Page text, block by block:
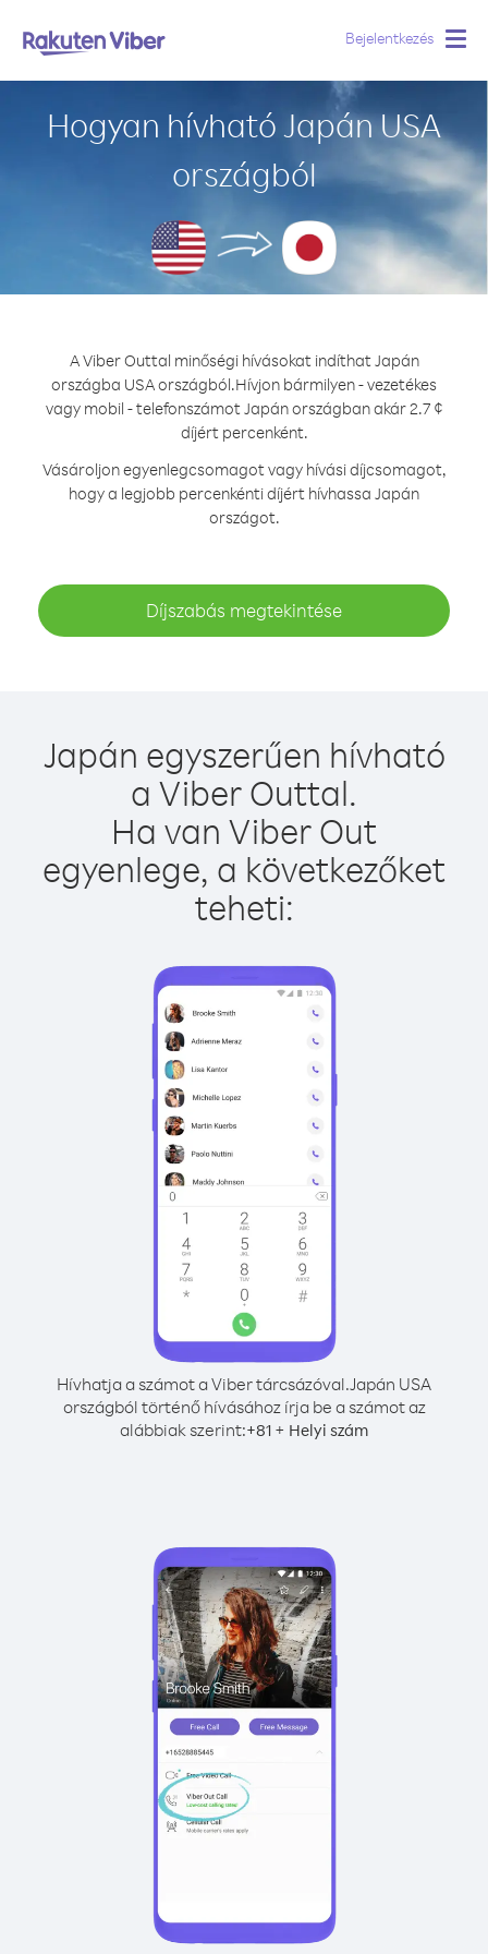
Bejelentkezés
Hogyan hívható Japán USA
országból
A Viber Outtal minőségi hívásokat indíthat Japán
országba USA országból.Hívjon bármilyen - vezetékes
vagy mobil - telefonszámot Japán országban akár 2.7 ¢
díjért percenként.
Vásároljon egyenlegcsomagot vagy hívási díjcsomagot,
hogy a legjobb percenkénti díjért hívhassa Japán
országot.
Díjszabás megtekintése
Japán egyszerűen hívható
a Viber Outtal.
Ha van Viber Out
egyenlege, a következőket
teheti:
Hívhatja a számot a Viber tárcsázóval.Japán USA
országból történő hívásához írja be a számot az
alábbiak szerint:+81 + Helyi szám